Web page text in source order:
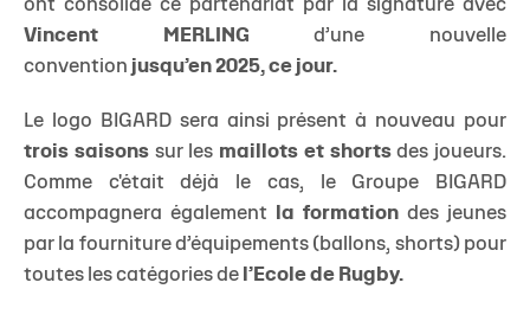
ont consolidé ce partenariat par la signature avec
Vincent MERLING d’une nouvelle
convention jusqu’en 2025, ce jour.
Le logo BIGARD sera ainsi présent à nouveau pour
trois saisons sur les maillots et shortsdes joueurs.
Comme c'était déjà le cas, le Groupe BIGARD
accompagnera également
la formation des jeunes
par la fourniture d’équipements (ballons, shorts) pour
toutes les catégories de l’Ecole de Rugby.